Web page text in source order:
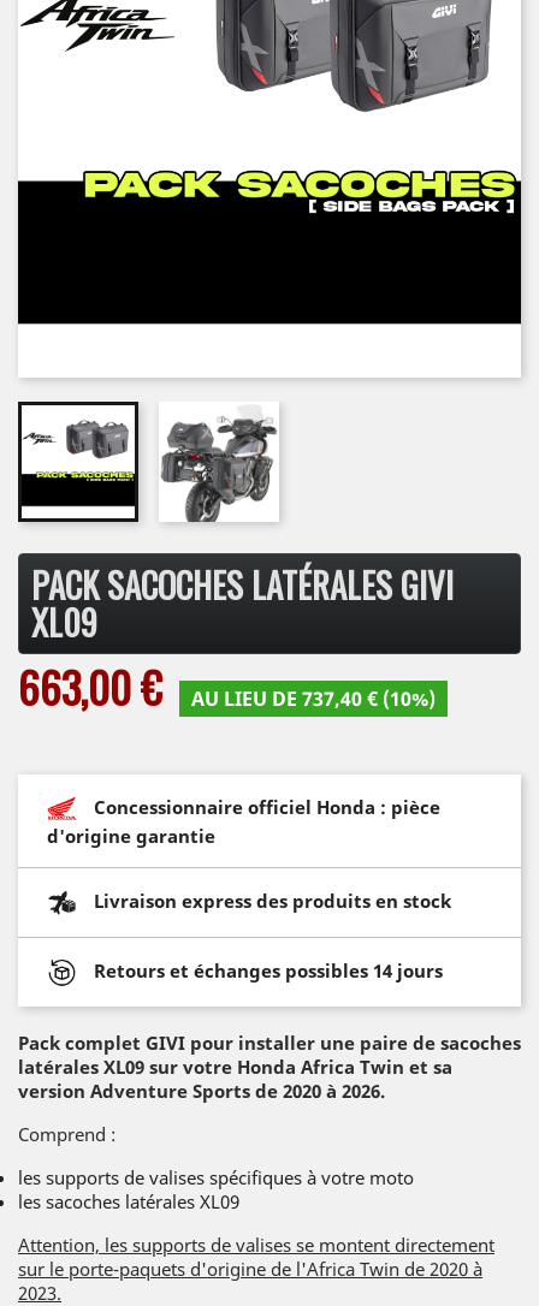
PACK SACOCHES LATÉRALES GIVI
XL09
663,00 € AU LIEU DE 737,40 € (10%)
Concessionnaire officiel Honda : pièce
d'origine garantie
Livraison express des produits en stock
Retours et échanges possibles 14 jours
Pack complet GIVI pour installer une paire de sacoches
latérales XL09 sur votre Honda Africa Twin et sa
version Adventure Sports de 2020 à 2026.
Comprend :
les supports de valises spécifiques à votre moto
les sacoches latérales XL09
Attention, les supports de valises se montent directement
sur le porte-paquets d'origine de l'Africa Twin de 2020 à
2023.